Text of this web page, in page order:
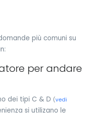
più comuni su
per andare
dei tipi C & D (vedi
si utilizano le